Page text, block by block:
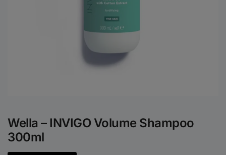
Wella – INVIGO Volume Shampoo
300ml